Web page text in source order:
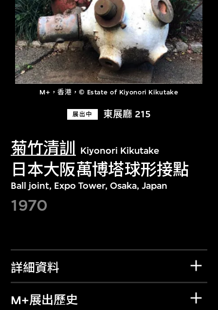
M+，香港，© Estate of Kiyonori Kikutake
展出中 東展廳 215
菊竹清訓 Kiyonori Kikutake
日本大阪萬博塔球形接點
Ball joint, Expo Tower, Osaka, Japan
1970
詳細資料
M+展出歷史
關於M+藏品
探索世界頂級的二十及二十一世紀視覺
文化藏品。